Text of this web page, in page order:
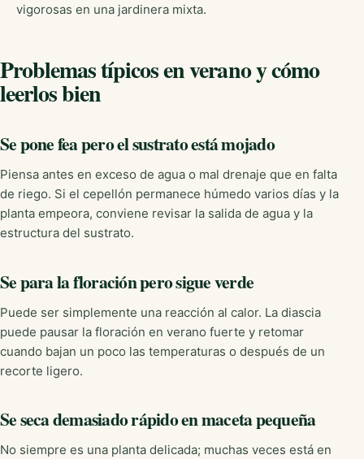
vigorosas en una jardinera mixta.
Problemas típicos en verano y cómo
leerlos bien
Se pone fea pero el sustrato está mojado
Piensa antes en exceso de agua o mal drenaje que en falta
de riego. Si el cepellón permanece húmedo varios días y la
planta empeora, conviene revisar la salida de agua y la
estructura del sustrato.
Se para la floración pero sigue verde
Puede ser simplemente una reacción al calor. La diascia
puede pausar la floración en verano fuerte y retomar
cuando bajan un poco las temperaturas o después de un
recorte ligero.
Se seca demasiado rápido en maceta pequeña
No siempre es una planta delicada; muchas veces está en